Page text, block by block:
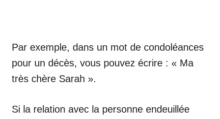
Par exemple, dans un mot de condoléances
pour un décès, vous pouvez écrire : « Ma
très chère Sarah ».
Si la relation avec la personne endeuillée